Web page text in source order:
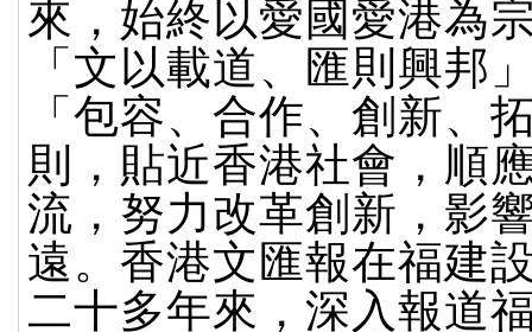
來，始終以愛國愛港為
「文以載道、匯則興邦
「包容、合作、創新、
則，貼近香港社會，順
流，努力改革創新，影
遠。香港文匯報在福建
二十多年來，深入報道